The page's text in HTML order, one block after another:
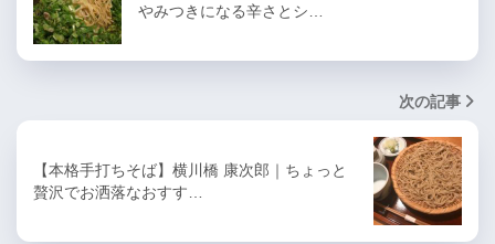
やみつきになる辛さとシ…
次の記事
【本格手打ちそば】横川橋 康次郎｜ちょっと
贅沢でお洒落なおすす…